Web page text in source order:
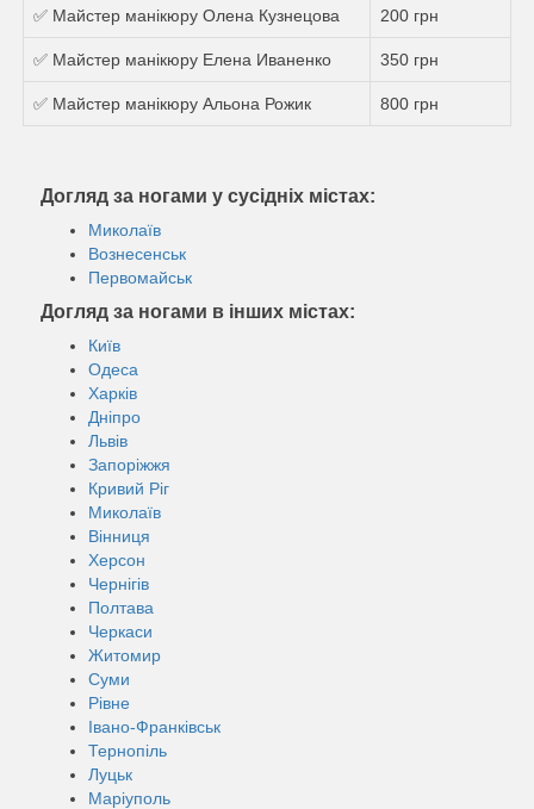
✅ Майстер манікюру Олена Кузнецова 200 грн
✅ Майстер манікюру Елена Иваненко 350 грн
✅ Майстер манікюру Альона Рожик 800 грн
Догляд за ногами у сусідніх містах:
Миколаїв
Вознесенськ
Первомайськ
Догляд за ногами в інших містах:
Київ
Одеса
Харків
Дніпро
Львів
Запоріжжя
Кривий Ріг
Миколаїв
Вінниця
Херсон
Чернігів
Полтава
Черкаси
Житомир
Суми
Рівне
Івано-Франківськ
Тернопіль
Луцьк
Маріуполь